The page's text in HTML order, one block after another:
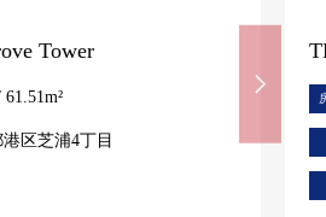
Tower
区芝浦4丁目